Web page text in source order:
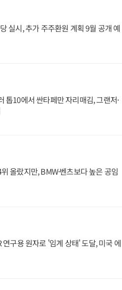
실시, 추가 주주환원 계획 9월 공개 예
톱10에서 싼타페만 자리매김, 그랜저·
올랐지만, BMW·벤츠보다 높은 공임
구용 원자로 '임계 상태' 도달, 미국 에